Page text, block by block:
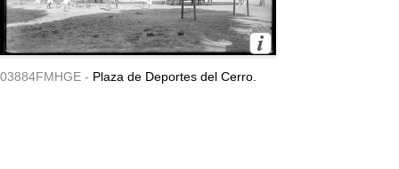
03884FMHGE - Plaza de Deportes del Cerro.